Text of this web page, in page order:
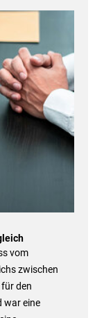
vom
zwischen
den
war eine